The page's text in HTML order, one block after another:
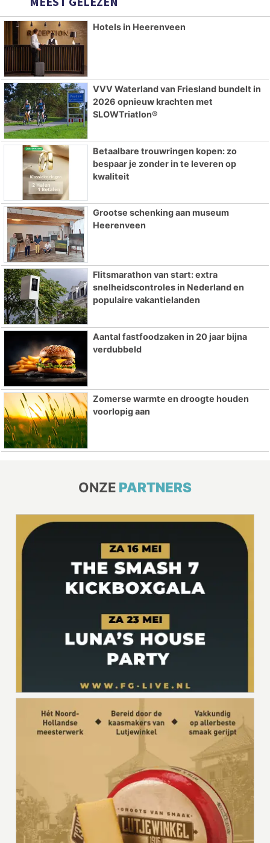
Hotels in Heerenveen
VVV Waterland van Friesland bundelt in
2026 opnieuw krachten met
SLOWTriatlon®
Betaalbare trouwringen kopen: zo
bespaar je zonder in te leveren op
kwaliteit
Grootse schenking aan museum
Heerenveen
Flitsmarathon van start: extra
snelheidscontroles in Nederland en
populaire vakantielanden
Aantal fastfoodzaken in 20 jaar bijna
verdubbeld
Zomerse warmte en droogte houden
voorlopig aan
ONZE PARTNERS